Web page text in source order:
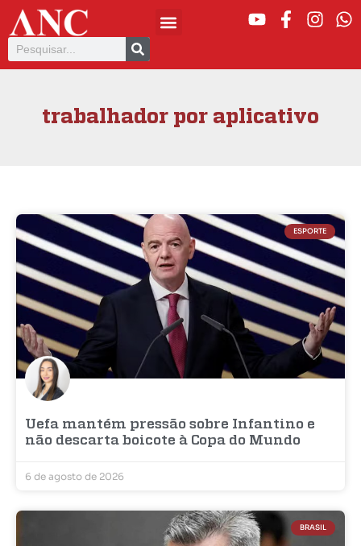
trabalhador por aplicativo
ESPORTE
Uefa mantém pressão sobre Infantino e
não descarta boicote à Copa do Mundo
6 de agosto de 2026
BRASIL